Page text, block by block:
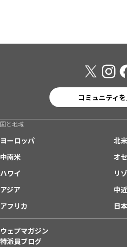
コミュニティ
国と地域
ヨーロッパ
北米
中南米
オ
ハワイ
リ
アジア
中
アフリカ
日本
ウェブマガジン
特派員ブログ